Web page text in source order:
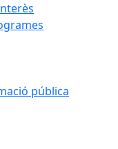
pública